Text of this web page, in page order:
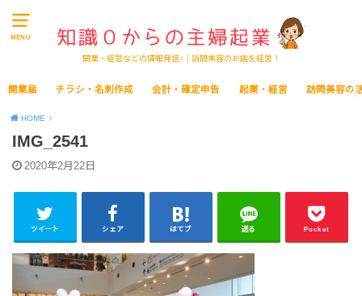
MENU
開業・経営などの情報発信♪｜訪問美容のお店を経営！
開業届 チラシ・名刺作成 会計・確定申告 起業・経営 訪問美容の
HOME
IMG_2541
2020年2月22日
ツイート シェア はてブ 送る Pocket